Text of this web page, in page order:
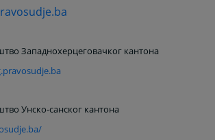
Западнохерцеговачког кантона
Унско-санског кантона